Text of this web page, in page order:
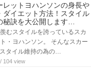
レットヨハンソンの身長や
ダイエット方法！スタイル
秘訣を大公開します…
むスタイルを誇っているスカ
・ヨハンソン。 そんなスカー
タイル維持の為の…
/ 104 view